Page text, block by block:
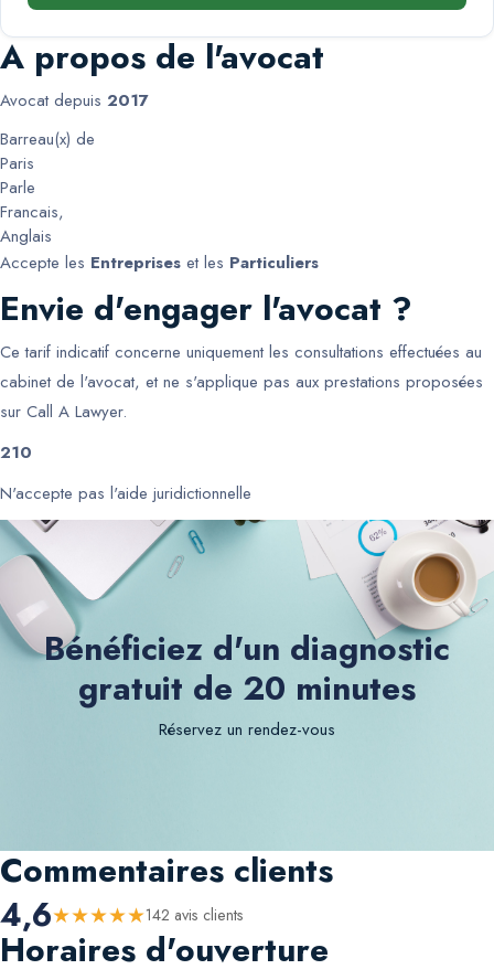
A propos de l'avocat
Avocat depuis 2017
Barreau(x) de
Paris
Parle
Francais,
Anglais
Accepte les Entreprises et les Particuliers
Envie d'engager l'avocat ?
Ce tarif indicatif concerne uniquement les consultations effectuées au
cabinet de l'avocat, et ne s'applique pas aux prestations proposées
sur Call A Lawyer.
210
N'accepte pas l'aide juridictionnelle
Bénéficiez d'un diagnostic
gratuit de 20 minutes
Réservez un rendez-vous
Commentaires clients
4,6★★★★★142 avis clients
Horaires d'ouverture